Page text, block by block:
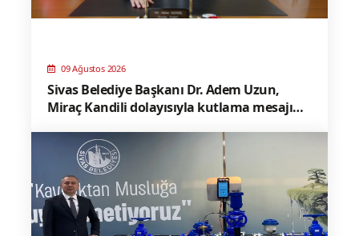
09 Ağustos 2026
Sivas Belediye Başkanı Dr. Adem Uzun,
Miraç Kandili dolayısıyla kutlama mesajı